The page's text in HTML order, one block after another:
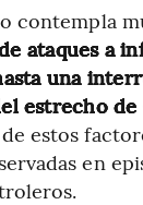
contempla
ataques a
una
estrecho
estos
en